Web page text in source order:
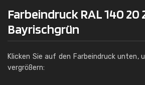
Farbeindruck RAL 140 20
Bayrischgrün
Klicken Sie auf den Farbeindruck unten,
vergrößern: